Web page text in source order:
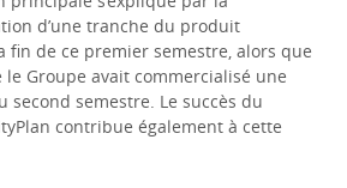
d’une tranche du produit
fin de ce premier semestre, alors que
le Groupe avait commercialisé une
second semestre. Le succès du
contribue également à cette